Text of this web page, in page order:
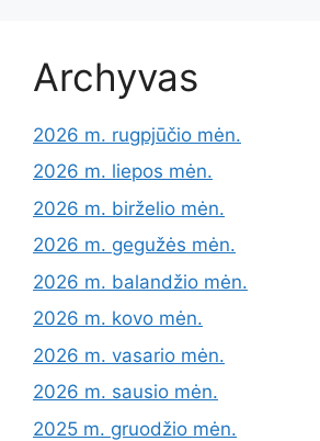
Archyvas
2026 m. rugpjūčio mėn.
2026 m. liepos mėn.
2026 m. birželio mėn.
2026 m. gegužės mėn.
2026 m. balandžio mėn.
2026 m. kovo mėn.
2026 m. vasario mėn.
2026 m. sausio mėn.
2025 m. gruodžio mėn.